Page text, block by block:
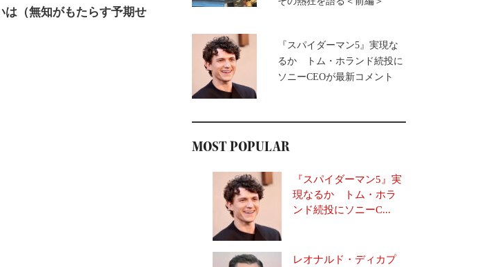
（無知がもたらす予期せ
『スパイダーマン5』実現な
るか トム・ホランド続投に
ソニーCEOが最新コメント
MOST POPULAR
『スパイダーマン5』実
現なるか トム・ホラ
ンド続投にソニーC...
レオナルド・ディカプ